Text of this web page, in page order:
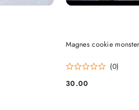
Magnes cookie monster
(0)
Cena:
30.00